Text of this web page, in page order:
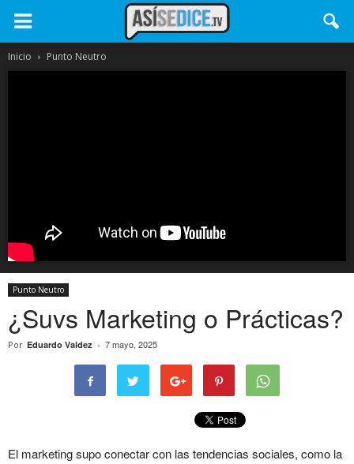
Inicio Punto Neutro
Punto Neutro
¿Suvs Marketing o Prácticas?
Por Eduardo Valdez - 7 mayo, 2025
El marketing supo conectar con las tendencias sociales, como la